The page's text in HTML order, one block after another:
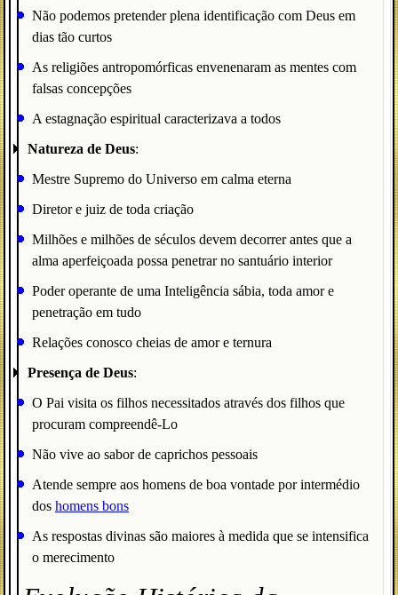
Não podemos pretender plena identificação com Deus em
dias tão curtos
As religiões antropomórficas envenenaram as mentes com
falsas concepções
A estagnação espiritual caracterizava a todos
Natureza de Deus:
Mestre Supremo do Universo em calma eterna
Diretor e juiz de toda criação
Milhões e milhões de séculos devem decorrer antes que a
alma aperfeiçoada possa penetrar no santuário interior
Poder operante de uma Inteligência sábia, toda amor e
penetração em tudo
Relações conosco cheias de amor e ternura
Presença de Deus:
O Pai visita os filhos necessitados através dos filhos que
procuram compreendê-Lo
Não vive ao sabor de caprichos pessoais
Atende sempre aos homens de boa vontade por intermédio
dos homens bons
As respostas divinas são maiores à medida que se intensifica
o merecimento